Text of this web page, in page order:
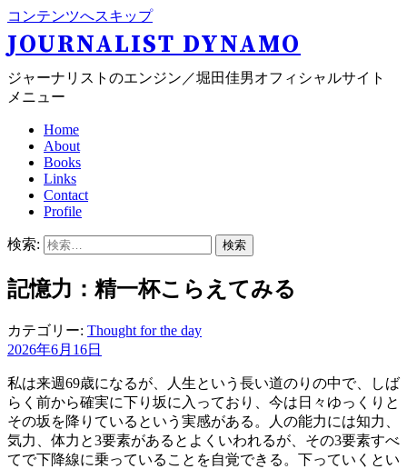
コンテンツへスキップ
JOURNALIST DYNAMO
ジャーナリストのエンジン／堀田佳男オフィシャルサイト
メニュー
Home
About
Books
Links
Contact
Profile
検索:
記憶力：精一杯こらえてみる
カテゴリー: Thought for the day
2026年6月16日
私は来週69歳になるが、人生という長い道のりの中で、しば
らく前から確実に下り坂に入っており、今は日々ゆっくりと
その坂を降りているという実感がある。人の能力には知力、
気力、体力と3要素があるとよくいわれるが、その3要素すべ
てで下降線に乗っていることを自覚できる。下っていくとい